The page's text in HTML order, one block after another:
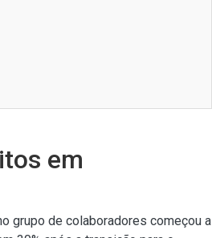
em
grupo de colaboradores começou a